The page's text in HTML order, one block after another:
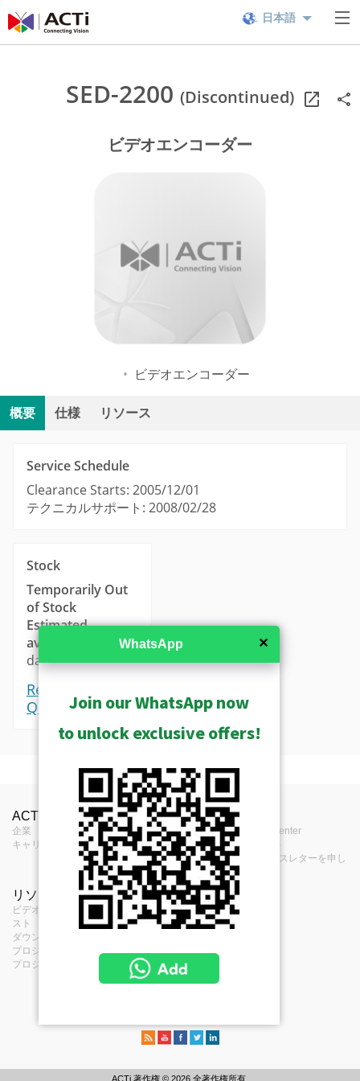
日本語
SED-2200 (Discontinued)
ビデオエンコーダー
ビデオエンコーダー
概要 仕様 リソース
Service Schedule
Clearance Starts: 2005/12/01
テクニカルサポート: 2008/02/28
Stock
Temporarily Out
of Stock
Estimated
availability
: 14-21
days.
Request a
Quote
製品プロフィール
ビデオエンコーダー
道具
Product Selector
ACTiは、台湾の物聯網セキュリティ
認証基準（TAICS、TCA）を通過した
製品のリストです
開く
ACTiについて
企業
キャリア
お問合せ
お問合せ
購入場所
フィードバック
Press Center
イベント
eニュースレターを申し
リソース
ビデオクリップとプレイリ
スト
ダウンロード・センター
プロジェクト・プランナー
プロジェクトの参考文献
項目
サービス項目
個人情報保護方針
ー
ACTi 著作権 © 2026 全著作権所有.
✕
WhatsApp
Join our WhatsApp now
to unlock exclusive offers!